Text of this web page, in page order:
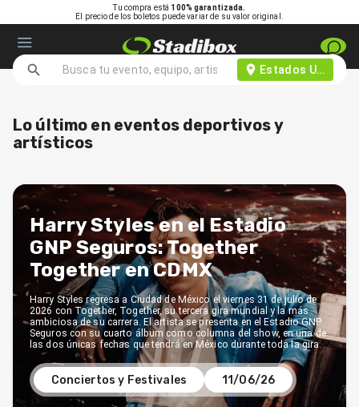
Tu compra está 100% garantizada.
El precio de los boletos puede variar de su valor original.
Estados Unidos
Lo último en eventos deportivos y
artísticos
Harry Styles en el Estadio
GNP Seguros: Together
Together en CDMX
Conciertos y Festivales 11/06/26
Harry Styles regresa a Ciudad de México el viernes 31 de julio de
2026 con Together, Together, su tercera gira mundial y la más
ambiciosa de su carrera. El artista se presenta en el Estadio GNP
Seguros con su cuarto álbum como columna del show, en una de
las dos únicas fechas que tendrá en México durante toda la gira.